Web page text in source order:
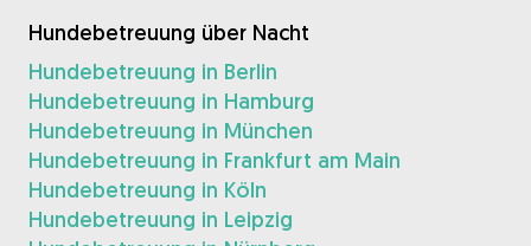
Hundebetreuung über Nacht
Hundebetreuung in Berlin
Hundebetreuung in Hamburg
Hundebetreuung in München
Hundebetreuung in Frankfurt am Main
Hundebetreuung in Köln
Hundebetreuung in Leipzig